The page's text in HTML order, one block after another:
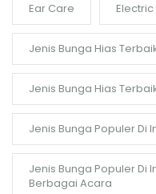
Ear Care Electric
Jenis Bunga Hias
Jenis Bunga Hias
Jenis Bunga Populer Di
Jenis Bunga Populer Di
Berbagai Acara